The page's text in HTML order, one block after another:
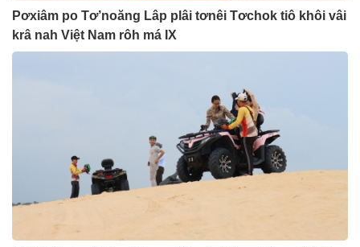
Pơxiâm po Tơ’noăng Lâp plâi tơnêi Tơchok tiô khôi vâi
krâ nah Việt Nam rôh má IX